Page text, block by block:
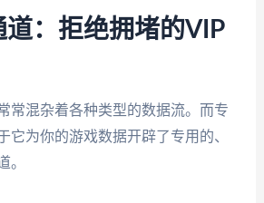
道：拒绝拥堵的VIP
常混杂着各种类型的数据流。而专
它为你的游戏数据开辟了专用的、
。